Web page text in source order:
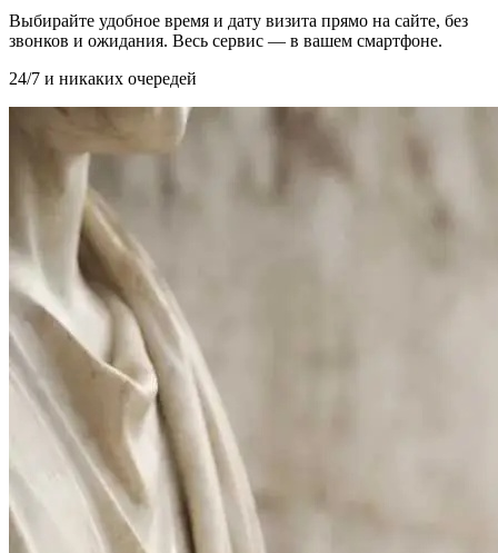
Выбирайте удобное время и дату визита прямо на сайте, без
звонков и ожидания. Весь сервис — в вашем смартфоне.
24/7 и никаких очередей